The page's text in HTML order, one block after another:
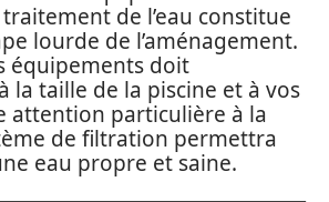
de l’eau constitue
lourde de l’aménagement.
équipements doit
la taille de la piscine et à vos
attention particulière à la
de filtration permettra
eau propre et saine.